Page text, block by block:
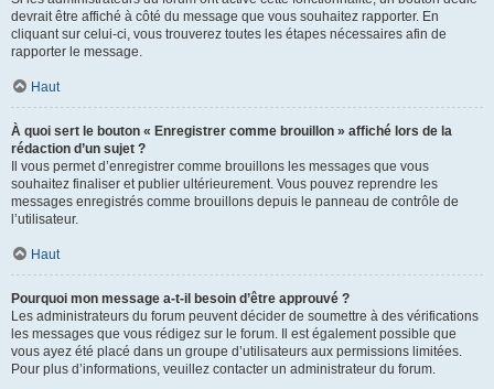
devrait être affiché à côté du message que vous souhaitez rapporter. En
cliquant sur celui-ci, vous trouverez toutes les étapes nécessaires afin de
rapporter le message.
Haut
À quoi sert le bouton « Enregistrer comme brouillon » affiché lors de la
rédaction d’un sujet ?
Il vous permet d’enregistrer comme brouillons les messages que vous
souhaitez finaliser et publier ultérieurement. Vous pouvez reprendre les
messages enregistrés comme brouillons depuis le panneau de contrôle de
l’utilisateur.
Haut
Pourquoi mon message a-t-il besoin d’être approuvé ?
Les administrateurs du forum peuvent décider de soumettre à des vérifications
les messages que vous rédigez sur le forum. Il est également possible que
vous ayez été placé dans un groupe d’utilisateurs aux permissions limitées.
Pour plus d’informations, veuillez contacter un administrateur du forum.